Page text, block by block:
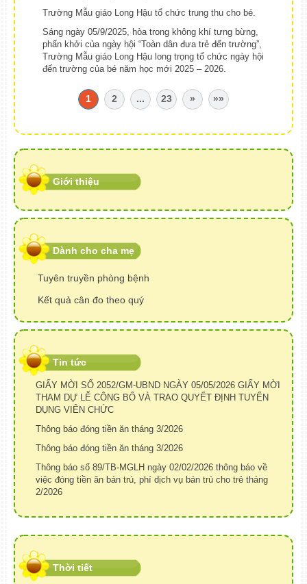
Trường Mẫu giáo Long Hậu tổ chức trung thu cho bé.
Sáng ngày 05/9/2025, hòa trong không khí tưng bừng,
phấn khởi của ngày hội “Toàn dân đưa trẻ đến trường”,
Trường Mẫu giáo Long Hậu long trọng tổ chức ngày hội
đến trường của bé năm học mới 2025 – 2026.
1 2 ... 23 » »»
Giới thiệu
Dành cho cha mẹ
Tuyên truyền phòng bệnh
Kết quả cân đo theo quý
Tin tức
GIẤY MỜI SỐ 2052/GM-UBND NGÀY 05/05/2026 GIẤY MỜI
THAM DỰ LỄ CÔNG BỐ VÀ TRAO QUYẾT ĐỊNH TUYỂN
DỤNG VIÊN CHỨC
Thông báo đóng tiền ăn tháng 3/2026
Thông báo đóng tiền ăn tháng 3/2026
Thông báo số 89/TB-MGLH ngày 02/02/2026 thông báo về
việc đóng tiền ăn bán trú, phí dịch vụ bán trú cho trẻ tháng
2/2026
Thời tiết